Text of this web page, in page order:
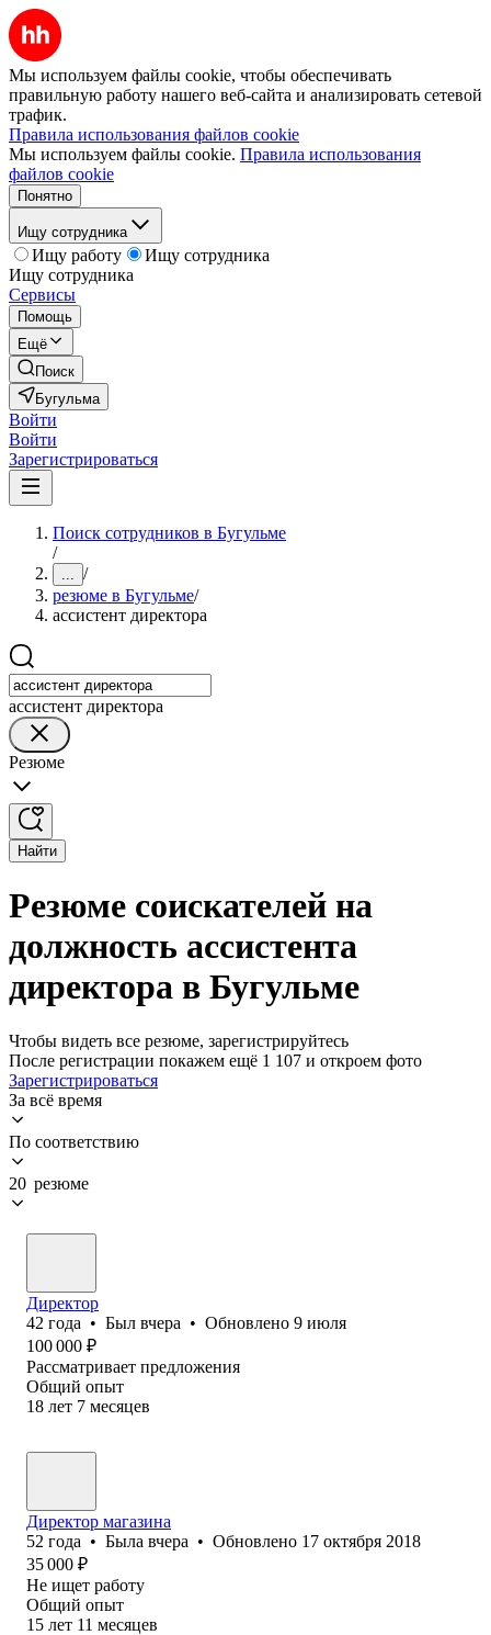
Мы используем файлы cookie, чтобы обеспечивать
правильную работу нашего веб-сайта и анализировать сетевой
трафик.
Правила использования файлов cookie
Мы используем файлы cookie. Правила использования
файлов cookie
Понятно
Ищу сотрудника
Ищу работу
Ищу сотрудника
Ищу сотрудника
Сервисы
Помощь
Ещё
Поиск
Бугульма
Войти
Войти
Зарегистрироваться
Поиск сотрудников в Бугульме
/
... /
резюме в Бугульме/
ассистент директора
ассистент директора
Резюме
Найти
Резюме соискателей на
должность ассистента
директора в Бугульме
Чтобы видеть все резюме, зарегистрируйтесь
После регистрации покажем ещё 1 107 и откроем фото
Зарегистрироваться
За всё время
По соответствию
20 резюме
Директор
42 года • Был вчера • Обновлено 9 июля
100 000 ₽
Рассматривает предложения
Общий опыт
18 лет 7 месяцев
Директор магазина
52 года • Была вчера • Обновлено 17 октября 2018
35 000 ₽
Не ищет работу
Общий опыт
15 лет 11 месяцев